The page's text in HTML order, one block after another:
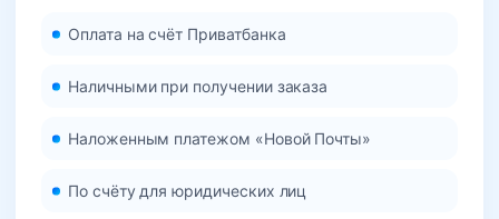
Оплата на счёт Приватбанка
Наличными при получении заказа
Наложенным платежом «Новой Почты»
По счёту для юридических лиц